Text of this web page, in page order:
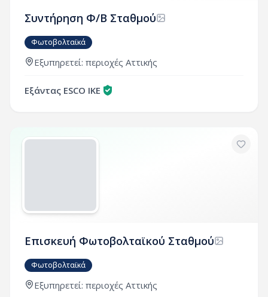
Συντήρηση Φ/Β Σταθμού
Φωτοβολταϊκά
Εξυπηρετεί: περιοχές Αττικής
Εξάντας ESCO ΙΚΕ
Επισκευή Φωτοβολταϊκού Σταθμού
Φωτοβολταϊκά
Εξυπηρετεί: περιοχές Αττικής